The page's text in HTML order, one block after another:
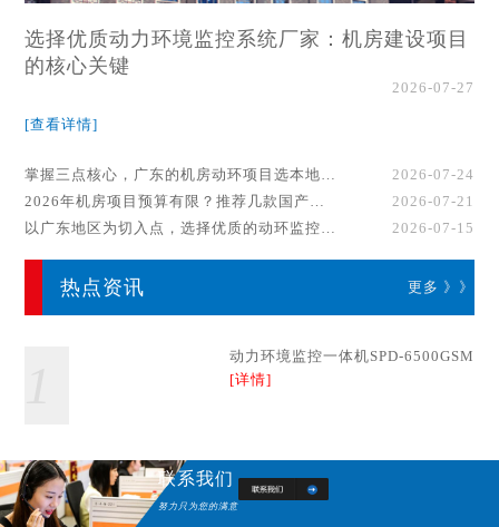
选择优质动力环境监控系统厂家：机房建设项目
的核心关键
2026-07-27
[查看详情]
掌握三点核心，广东的机房动环项目选本地厂家事半功倍！
2026-07-24
2026年机房项目预算有限？推荐几款国产动环监控系统品牌
2026-07-21
以广东地区为切入点，选择优质的动环监控系统厂家
2026-07-15
热点资讯 更多 》》
动力环境监控一体机SPD-6500GSM
[详情]
联系我们
努力只为您的满意